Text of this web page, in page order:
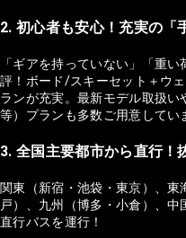
2. 初心者も安心！充実の「
「ギアを持っていない」「重
評！ボード/スキーセット＋ウ
ランが充実。最新モデル取扱
等）プランも多数ご用意してい
3. 全国主要都市から直行！
関東（新宿・池袋・東京）、
戸）、九州（博多・小倉）、
直行バスを運行！